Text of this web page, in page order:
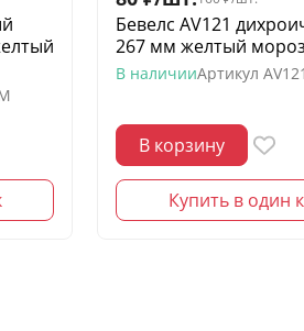
Бевелс AV121
267 мм желтый мороз
В наличииАртикул
В корзину
Купить в один